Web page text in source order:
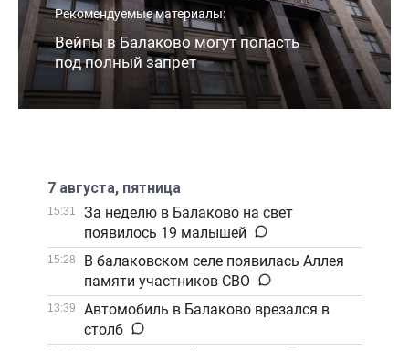
Рекомендуемые материалы:
Вейпы в Балаково могут попасть
под полный запрет
7 августа, пятница
15:31
За неделю в Балаково на свет
появилось 19 малышей
15:28
В балаковском селе появилась Аллея
памяти участников СВО
13:39
Автомобиль в Балаково врезался в
столб